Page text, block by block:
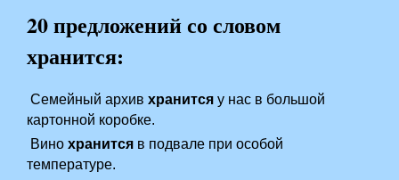
20 предложений со словом
хранится:
Семейный архивхранится у нас в большой
картонной коробке.
Винохранится в подвале при особой
температуре.